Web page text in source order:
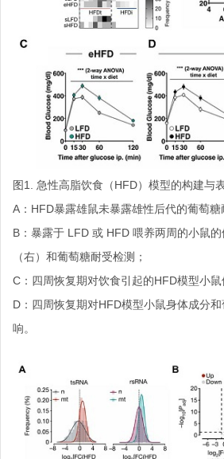
图1. 急性高脂饮食（HFD）模型的构建与
A：HFD暴露雄鼠未暴露雄性后代的葡萄糖
B：暴露于 LFD 或 HFD 喂养两周的小鼠
（右）和葡萄糖耐受检测；
C：四周恢复期对饮食引起的HFD模型小鼠
D：四周恢复期对HFD模型小鼠身体成分
响。